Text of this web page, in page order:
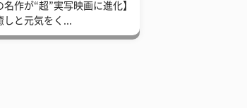
名作が“超”実写映画に進化】
しと元気をく...